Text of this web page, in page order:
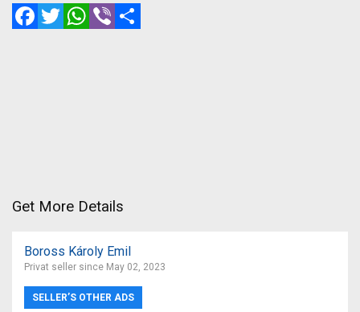
FacebookTwitterWhatsApp
Viber
Get More Details
Boross Károly Emil
Privat seller since May 02, 2023
SELLER’S OTHER ADS